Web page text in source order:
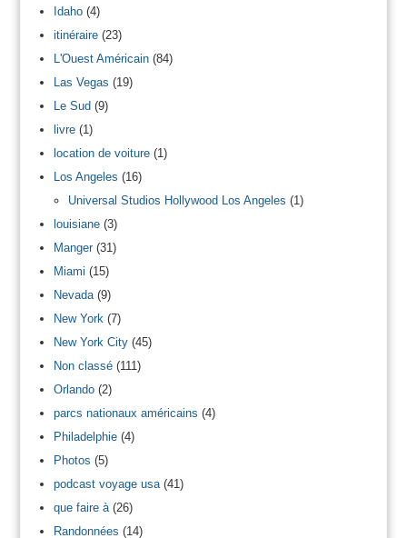
Idaho(4)
itinéraire(23)
L'Ouest Américain(84)
Las Vegas (19)
Le Sud(9)
livre(1)
location de voiture(1)
Los Angeles (16)
Universal Studios Hollywood Los Angeles (1)
louisiane(3)
Manger(31)
Miami (15)
Nevada(9)
New York (7)
New York City(45)
Non classé(111)
Orlando(2)
parcs nationaux américains (4)
Philadelphie(4)
Photos (5)
podcast voyage usa(41)
que faire à(26)
Randonnées (14)